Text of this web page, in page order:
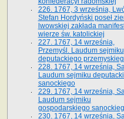
226. 1767, 3 września,
Stefan Hordyński poseł
lwowskiej zakłada
wierze św. ka­tolickiej
227. 1767, 14 września,
Przemyśl. Laudum sejmiku
deputackiego
228. 1767, 14 września,
Laudum sejmiku
sanockiego
229. 1767, 14 września,
Laudum sejmiku
gospodarskiego
230. 1767, 14 września,